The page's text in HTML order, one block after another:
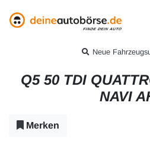
Neue
Q5 50 TDI
NAVI
Merken